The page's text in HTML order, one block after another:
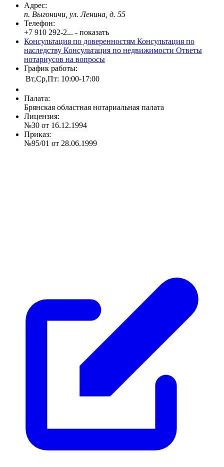
Адрес:
п. Выгоничи, ул. Ленина, д. 55
Телефон:
+7 910 292-2... - показать
Консультация по доверенностям Консультация по
наследству Консультация по недвижимости Ответы
нотариусов на вопросы
График работы:
Вт,Ср,Пт: 10:00-17:00
Палата:
Брянская областная нотариальная палата
Лицензия:
№30 от 16.12.1994
Приказ:
№95/01 от 28.06.1999